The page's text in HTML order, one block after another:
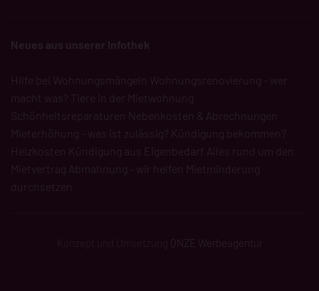
Neues aus unserer Infothek
Hilfe bei Wohnungsmängeln Wohnungsrenovierung - wer
macht was? Tiere in der Mietwohnung
Schönheitsreparaturen Nebenkosten & Abrechnungen
Mieterhöhung - was ist zulässig? Kündigung bekommen?
Heizkosten Kündigung aus Eigenbedarf Alles rund um den
Mietvertrag Abmahnung - wir helfen Mietminderung
durchsetzen
QNZE Werbeagentur